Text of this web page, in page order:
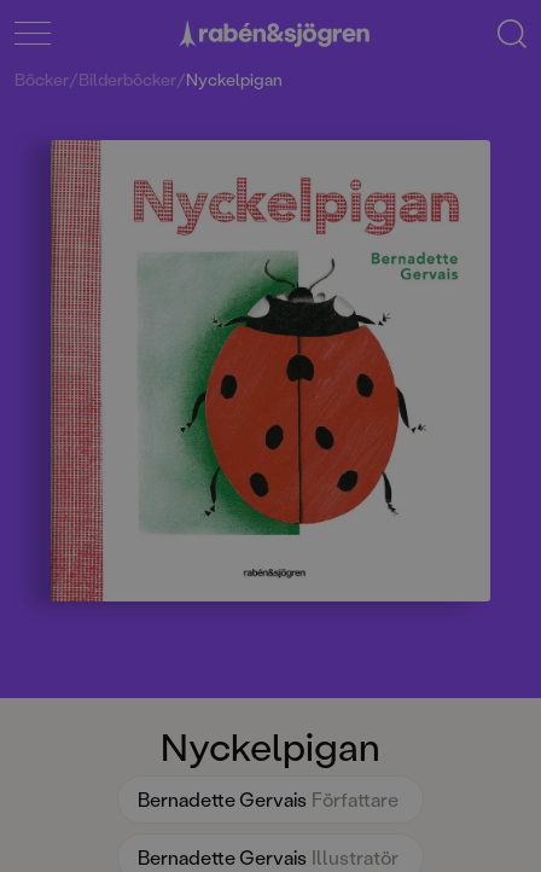
Nyckelpigan
Bernadette Gervais Författare
Bernadette Gervais Illustratör
Böcker/Bilderböcker/Nyckelpigan